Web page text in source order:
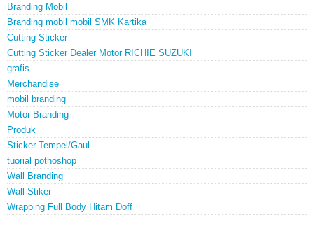
Branding Mobil
Branding mobil mobil SMK Kartika
Cutting Sticker
Cutting Sticker Dealer Motor RICHIE SUZUKI
grafis
Merchandise
mobil branding
Motor Branding
Produk
Sticker Tempel/Gaul
tuorial pothoshop
Wall Branding
Wall Stiker
Wrapping Full Body Hitam Doff